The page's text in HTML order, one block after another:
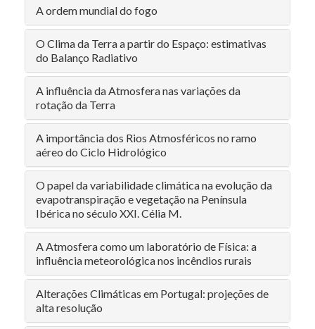
A ordem mundial do fogo
O Clima da Terra a partir do Espaço: estimativas
do Balanço Radiativo
A influência da Atmosfera nas variações da
rotação da Terra
A importância dos Rios Atmosféricos no ramo
aéreo do Ciclo Hidrológico
O papel da variabilidade climática na evolução da
evapotranspiração e vegetação na Península
Ibérica no século XXI. Célia M.
A Atmosfera como um laboratório de Física: a
influência meteorológica nos incêndios rurais
Alterações Climáticas em Portugal: projeções de
alta resolução